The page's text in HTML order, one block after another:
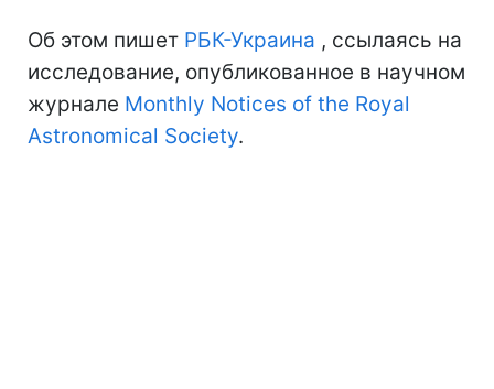
Об этом пишет РБК-Украина , ссылаясь на
исследование, опубликованное в научном
журнале Monthly Notices of the Royal
Astronomical Society.